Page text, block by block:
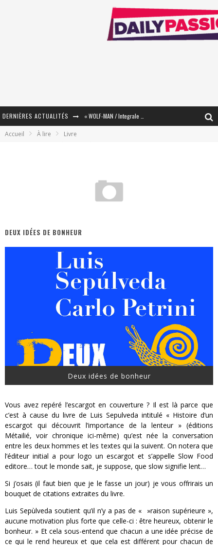
DERNIÈRES ACTUALITÉS
Star Fox
« Le Vent dand les Saules » - Une Belle Histoire !
« Damn Them All » - Un duo de Choc !
Accueil À lire Livre
DEUX IDÉES DE BONHEUR
Deux idées de bonheur
Vous avez repéré l’escargot en couverture ? Il est là parce que
c’est à cause du livre de Luis Sepulveda intitulé « Histoire d’un
escargot qui découvrit l’importance de la lenteur » (éditions
Métailié, voir chronique ici-même) qu’est née la conversation
entre les deux hommes et les textes qui la suivent. On notera que
l’éditeur initial a pour logo un escargot et s’appelle Slow Food
editore… tout le monde sait, je suppose, que slow signifie lent…
Si j’osais (il faut bien que je le fasse un jour) je vous offrirais un
bouquet de citations extraites du livre.
Luis Sepùlveda soutient qu’il n’y a pas de « »raison supérieure »,
aucune motivation plus forte que celle-ci : être heureux, obtenir le
bonheur. » Et cela sous-entend que chacun a une idée précise de
ce qui le rend heureux et que cela est différent pour chacun de